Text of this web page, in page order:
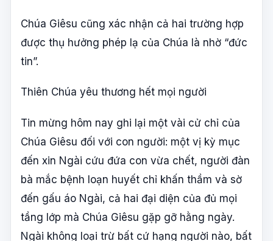
Chúa Giêsu cũng xác nhận cả hai trường hợp
được thụ hưởng phép lạ của Chúa là nhờ “đức
tin”.
Thiên Chúa yêu thương hết mọi người
Tin mừng hôm nay ghi lại một vài cử chỉ của
Chúa Giêsu đối với con người: một vị kỳ mục
đến xin Ngài cứu đứa con vừa chết, người đàn
bà mắc bệnh loạn huyết chỉ khấn thầm và sờ
đến gấu áo Ngài, cả hai đại diện của đủ mọi
tầng lớp mà Chúa Giêsu gặp gỡ hằng ngày.
Ngài không loại trừ bất cứ hạng người nào, bất